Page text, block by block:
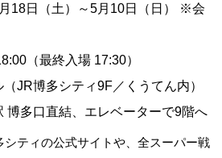
月18日（土）～5月10日（日） ※会
（最終入場 17:30）
JR博多シティ9F／くうてん内）
博多口直結、エレベーターで9階へ
ティの公式サイトや、全スーパー戦